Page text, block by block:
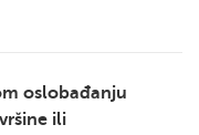
oslobađanju
ili